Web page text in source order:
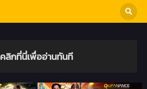
คลิกที่นี่เพื่ออ่านทันที